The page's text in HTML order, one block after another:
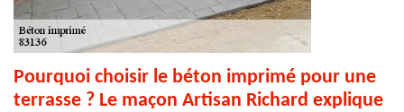
Pourquoi choisir le béton imprimé pour une
terrasse ? Le maçon Artisan Richard explique